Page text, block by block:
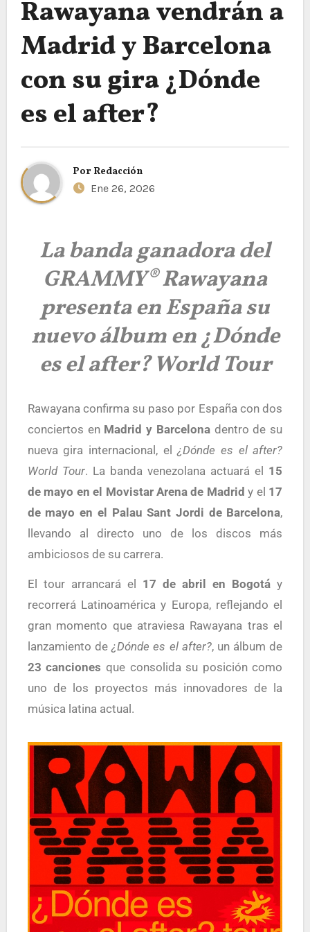
Rawayana vendrán a
Madrid y Barcelona
con su gira ¿Dónde
es el after?
Por Redacción
Ene 26, 2026
La banda ganadora del
GRAMMY® Rawayana
presenta en España su
nuevo álbum en ¿Dónde
es el after? World Tour
Rawayana confirma su paso por España con dos
conciertos en Madrid y Barcelonadentro de su
nueva gira internacional, el¿Dónde es el after?
World Tour. La banda venezolana actuará el 15
de mayo en el Movistar Arena de Madrid y el 17
de mayo en el Palau Sant Jordi de Barcelona,
llevando al directo uno de los discos más
ambiciosos de su carrera.
El tour arrancará el 17 de abril en Bogotá y
recorrerá Latinoamérica y Europa, reflejando el
gran momento que atraviesa Rawayana tras el
lanzamiento de¿Dónde es el after?, un álbum de
23 canciones que consolida su posición como
uno de los proyectos más innovadores de la
música latina actual.